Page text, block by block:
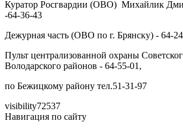
Куратор Росгвардии (ОВО) Михайлик
-64-36-43
Дежурная часть (ОВО по г. Брянску) - 64-
Пульт централизованной охраны
Володарского районов - 64-55-01,
по Бежицкому району тел.51-31-97
visibility72537
Навигация по сайту